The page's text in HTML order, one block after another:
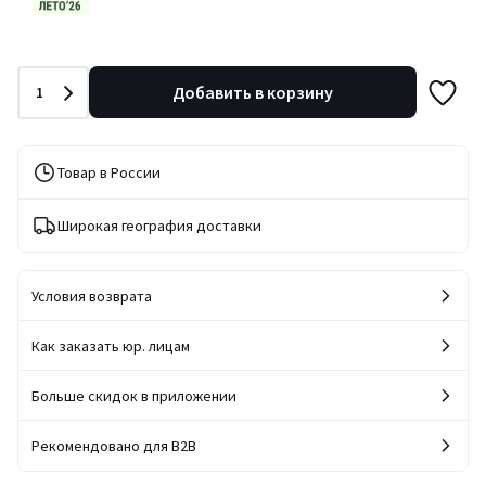
Количество
1 Добавить в корзину
Товар в России
Широкая география доставки
Условия возврата
Как заказать юр. лицам
Больше скидок в приложении
Рекомендовано для B2B